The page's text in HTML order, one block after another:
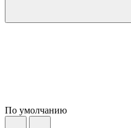
По умолчанию